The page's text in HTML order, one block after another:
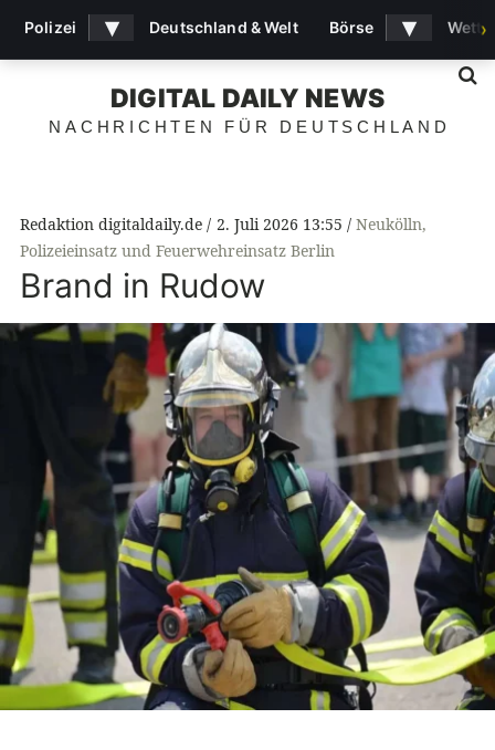
DIGITAL DAILY NEWS
NACHRICHTEN FÜR DEUTSCHLAND
Redaktion digitaldaily.de 2. Juli 2026 13:55 Neukölln,
Polizeieinsatz und Feuerwehreinsatz Berlin
Brand in Rudow
Polizei ▾ Deutschland & Welt Börse ▾ ›